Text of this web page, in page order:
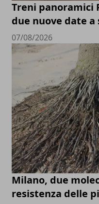
Treni panoramici
due nuove date
07/08/2026
Milano, due
resistenza delle